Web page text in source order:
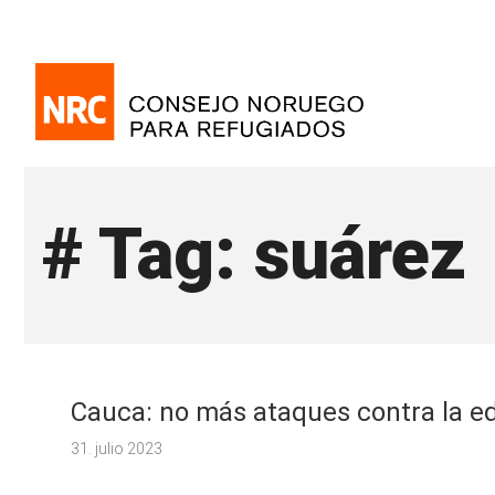
# Tag: suárez
Cauca: no más ataques contra la
31. julio 2023